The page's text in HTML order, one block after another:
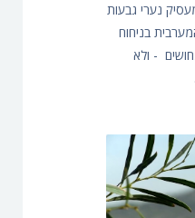
נערי גבעות
בניחוח
- ולא